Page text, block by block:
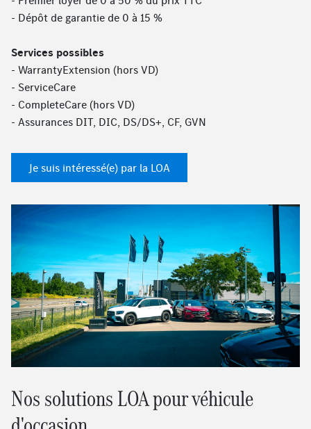
- Dépôt de garantie de 0 à 15 %
Services possibles
- WarrantyExtension (hors VD)
- ServiceCare
- CompleteCare (hors VD)
- Assurances DIT, DIC, DS/DS+, CF, GVN
Je suis intéressé(e) par la LOA
Nos solutions LOA pour véhicule
d'occasion